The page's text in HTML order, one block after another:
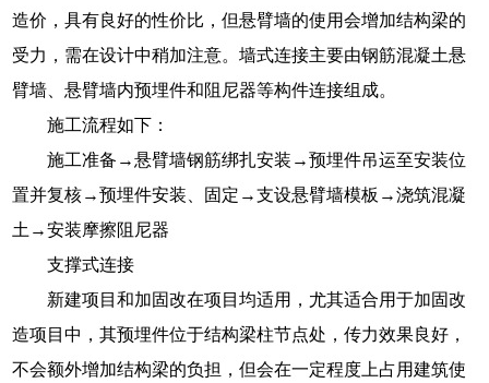
造价，具有良好的性价比，但悬臂墙的使用会增加结构梁的
受力，需在设计中稍加注意。墙式连接主要由钢筋混凝土悬
臂墙、悬臂墙内预埋件和阻尼器等构件连接组成。
施工流程如下：
施工准备→悬臂墙钢筋绑扎安装→预埋件吊运至安装位
置并复核→预埋件安装、固定→支设悬臂墙模板→浇筑混凝
土→安装摩擦阻尼器
支撑式连接
新建项目和加固改在项目均适用，尤其适合用于加固改
造项目中，其预埋件位于结构梁柱节点处，传力效果良好，
不会额外增加结构梁的负担，但会在一定程度上占用建筑使